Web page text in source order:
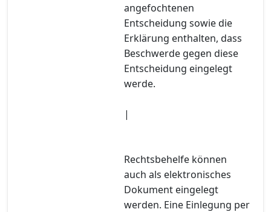
angefochtenen
Entscheidung sowie die
Erklärung enthalten, dass
Beschwerde gegen diese
Entscheidung eingelegt
werde.
|
Rechtsbehelfe können
auch als elektronisches
Dokument eingelegt
werden. Eine Einlegung per